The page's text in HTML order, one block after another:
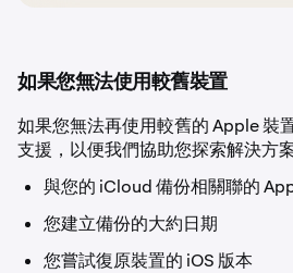
如果您無法使用較舊裝置
如果您無法再使用較舊的 Apple 裝
支援，以便我們協助您探索解決方
與您的 iCloud 備份相關聯的
您建立備份的大約日期
您嘗試復原裝置的 iOS 版本